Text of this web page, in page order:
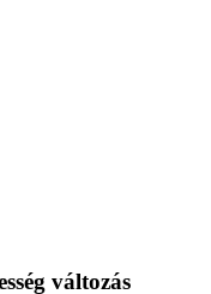
változás